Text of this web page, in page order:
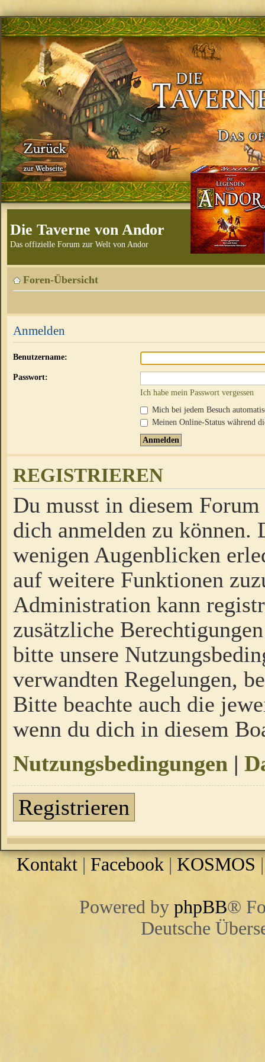
Die Taverne von Andor
Das offizielle Forum zur Welt von Andor
Foren-Übersicht
Anmelden
Benutzername:
Passwort:
Ich habe mein Passwort vergessen
Mich bei jedem Besuch
Meinen Online-Status während
REGISTRIEREN
Du musst in diesem
dich anmelden zu
wenigen Augenblicken
auf weitere Funktionen
Administration kann
zusätzliche
bitte unsere
verwandten Regelungen,
Bitte beachte auch die
wenn du dich in diesem
Nutzungsbedingungen |
Registrieren
Kontakt | Facebook |KOSMOS
Powered by phpBB®
Deutsche